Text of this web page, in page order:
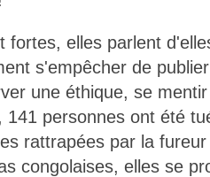
fortes, elles parlent
s'empêcher de
une éthique, se
personnes ont été
rattrapées par la
congolaises, elles se